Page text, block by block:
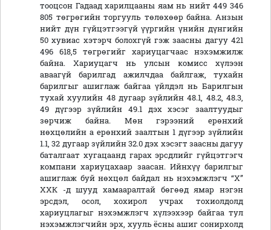
тооцсон Гадаад харилцааны яам нь нийт 449 346
805 төгрөгийн торгууль төлөхөөр байна. Анзын
нийт дүн гүйцэтгээгүй үүргийн үнийн дүнгийн
50 хувиас хэтэрч болохгүй гэж заасны дагуу 421
496 618,5 төгрөгийг хариуцагчаас нэхэмжилж
байна. Хариуцагч нь улсын комисс хүлээн
аваагүй барилгад ажилчдаа байлгаж, тухайн
барилгыг ашиглаж байгаа үйлдэл нь Барилгын
тухай хуулийн 48 дугаар зүйлийн 48.1, 48.2, 48.3,
49 дүгээр зүйлийн 49.1 дэх хэсэг заалтуудыг
зөрчиж байна. Мөн гэрээний ерөнхий
нөхцөлийн а ерөнхий заалтын 1 дүгээр зүйлийн
1.1, 32 дугаар зүйлийн 32.0 дэх хэсэгт заасны дагуу
баталгаат хугацаанд гарах эрсдлийг гүйцэтгэгч
компани хариуцахаар заасан. Ийнхүү барилгыг
ашиглаж буй нөхцөл байдал нь нэхэмжлэгч “Х”
ХХК -д шууд хамааралтай бөгөөд ямар нэгэн
эрсдэл, осол, хохирол учрах тохиолдолд
хариуцлагыг нэхэмжлэгч хүлээхээр байгаа тул
нэхэмжлэгчийн эрх, хууль ёсны ашиг сонирхолд